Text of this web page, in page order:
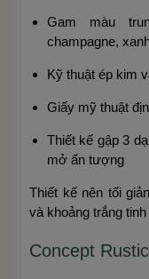
Gam màu
champagne,
Kỹ thuật ép kim
Giấy mỹ thuật
Thiết kế gập 3
mở ấn tượng
Thiết kế nên tối
và khoảng trắng tinh
Concept